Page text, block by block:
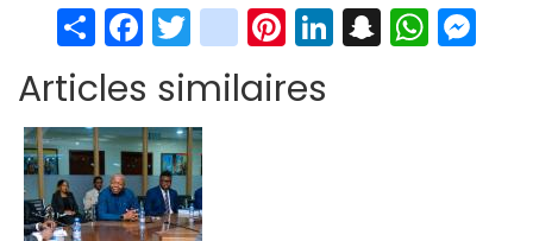
S
h
ar
e
Fa
ce
b
o
o
k
T
wi
tt
er
in
st
ag
Pi
er
Li S W
Articles similaires